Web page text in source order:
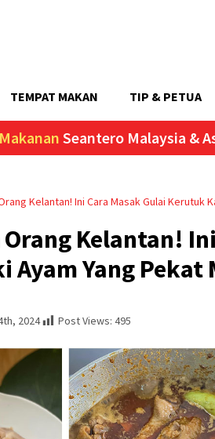
TEMPAT MAKAN TIP & PETUA
Seantero Malaysia &
Kelantan! Ini Cara Masak Gulai Kerutuk
Kelantan!
Ayam Yang Pekat
2024 Post Views: 495